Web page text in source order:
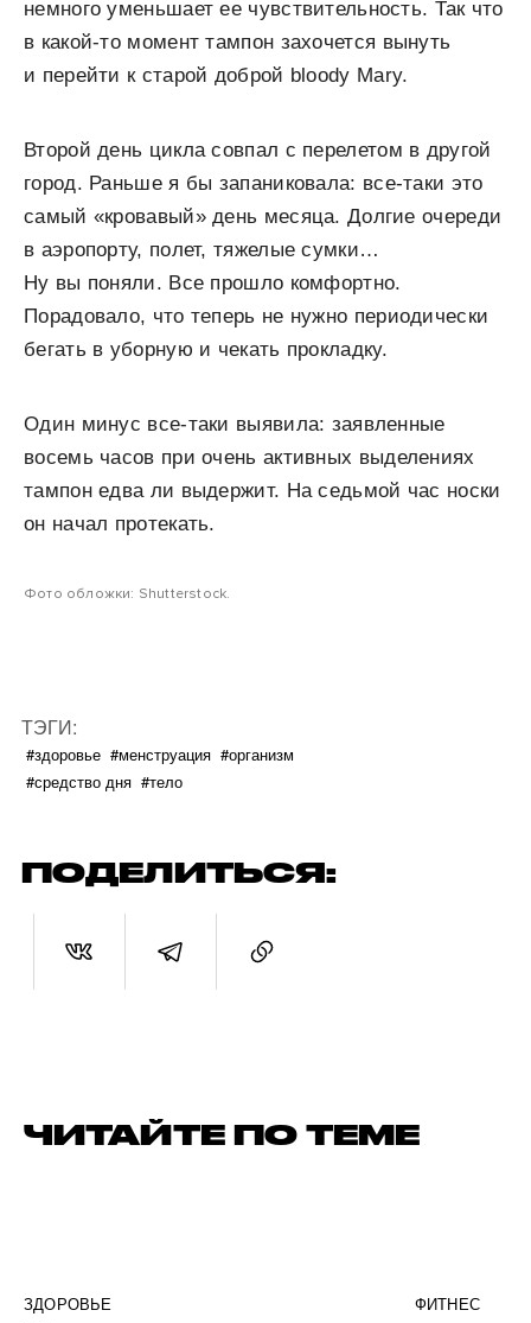
немного уменьшает ее чувствительность. Так что
в какой-то момент тампон захочется вынуть
и перейти к старой доброй bloody Mary.
Второй день цикла совпал с перелетом в другой
город. Раньше я бы запаниковала: все-таки это
самый «кровавый» день месяца. Долгие очереди
в аэропорту, полет, тяжелые сумки…
Ну вы поняли. Все прошло комфортно.
Порадовало, что теперь не нужно периодически
бегать в уборную и чекать прокладку.
Один минус все-таки выявила: заявленные
восемь часов при очень активных выделениях
тампон едва ли выдержит. На седьмой час носки
он начал протекать.
Фото обложки: Shutterstock.
ТЭГИ:
#здоровье #менструация #организм
#средство дня #тело
ПОДЕЛИТЬСЯ:
ЧИТАЙТЕ ПО ТЕМЕ
ЗДОРОВЬЕ ФИТНЕС